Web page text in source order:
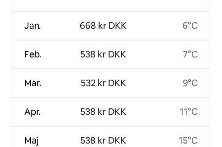
Jan.
Feb.
Mar.
Apr.
Maj
668 kr DKK
538 kr DKK
532 kr DKK
538 kr DKK
538 kr DKK
6°C
7°C
9°C
11°C
15°C